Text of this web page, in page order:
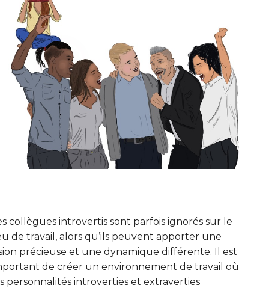
collègues introvertis sont parfois ignorés sur le
de travail, alors qu’ils peuvent apporter une
précieuse et une dynamique différente. Il est
de créer un environnement de travail où
personnalités introverties et extraverties